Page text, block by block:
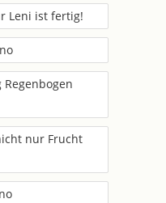
Leni ist fertig!
Regenbogen
nur Frucht